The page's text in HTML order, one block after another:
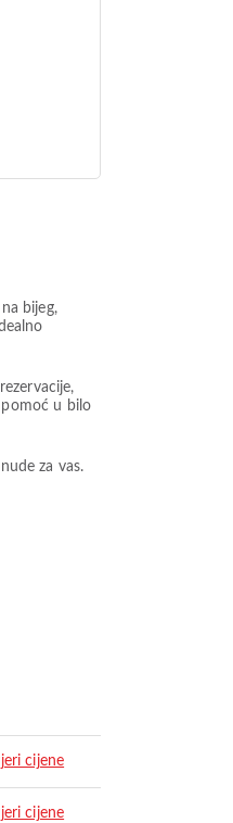
bijeg,
u bilo
za vas.
cijene
cijene